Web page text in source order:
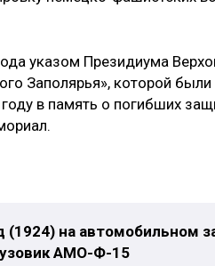
указом Президиума
Заполярья», которой
в память о погибших
(1924) на автомобильном
АМО-Ф-15